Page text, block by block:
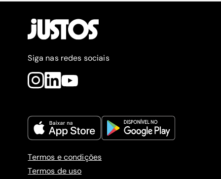
Siga nas redes sociais
Termos e condições
Termos de uso